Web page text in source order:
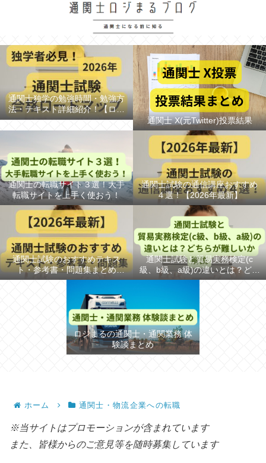
通関士独学の勉強時間・勉強方
法・テキスト詳細紹介！【ロー
ドマップ/スケジュール】
通関士 X(元Twitter)投票結果
通関士の転職サイト３選！大手
転職サイトを上手く使おう！
通関士試験の通信講座おすすめ
４選！【2026年最新】
通関士試験のおすすめテキス
ト・参考書・問題集まとめ
【2026年】
通関士試験と貿易実務検定(c
級、b級、a級)の違いとは？どち
らが難しいか解説
ロジまるの通関士・通関業務 体
験談まとめ
ホーム 通関士・物流企業への転職
※当サイトはプロモーションが含まれています
また、皆様からのご意見等を随時募集しています